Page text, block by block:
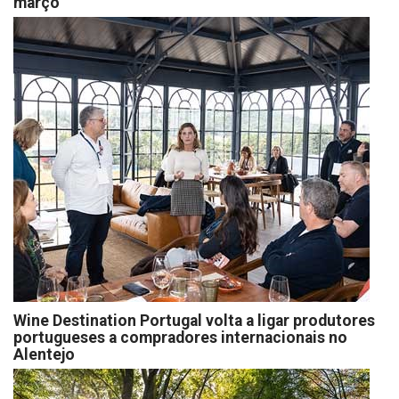
Wine Destination Portugal volta a ligar produtores
portugueses a compradores internacionais no
Alentejo